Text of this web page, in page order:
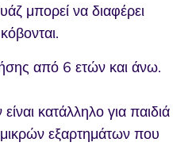
μπορεί να διαφέρει
από 6 ετών και άνω.
κατάλληλο για παιδιά
εξαρτημάτων που